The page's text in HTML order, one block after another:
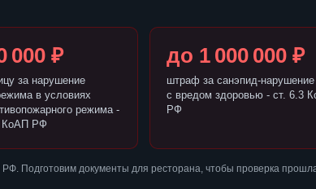
000 ₽
за нарушение
в условиях
режима -
КоАП РФ
до 1 000 000 ₽
штраф за санэпид-нарушение
с вредом здоровью - ст. 6.3
РФ
Подготовим документы для ресторана, чтобы проверка